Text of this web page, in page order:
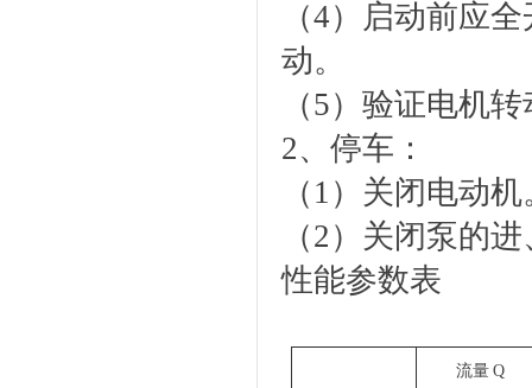
（4）启动前应
动。
（5）验证电机
2、停车：
（1）关闭电动机
（2）关闭泵的
性能参数表
流量 Q